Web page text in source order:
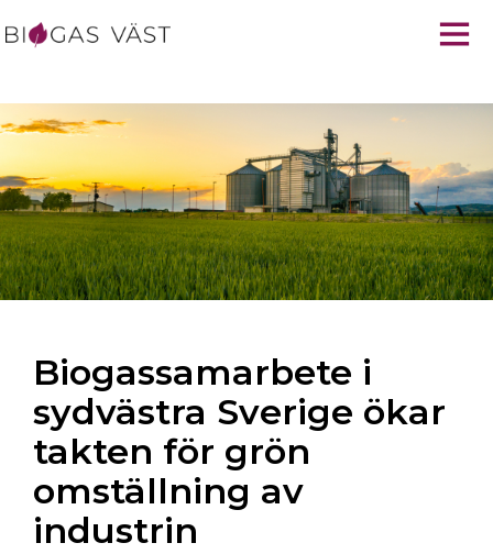
Biogassamarbete i
sydvästra Sverige ökar
takten för grön
omställning av
industrin